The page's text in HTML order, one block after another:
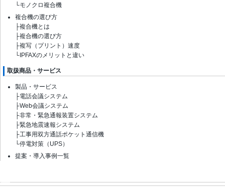
└モノクロ複合機
複合機の選び方
├複合機とは
├複合機の選び方
├複写（プリント）速度
└ IPFAXのメリットと違い
取扱商品・サービス
製品・サービス
├電話会議システム
├Web会議システム
├非常・緊急通報装置システム
├緊急地震速報システム
├工事用双方通話ポケット通信機
└停電対策（UPS）
提案・導入事例一覧